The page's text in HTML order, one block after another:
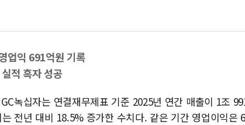
KTis,
해군1함
원주시,
청도 문수
'해병 순직
업익 691억원 기록
적 흑자 성공
녹십자는 연결재무제표 기준 2025년 연간 매출이 1조
전년 대비 18.5% 증가한 수치다. 같은 기간 영업이익은